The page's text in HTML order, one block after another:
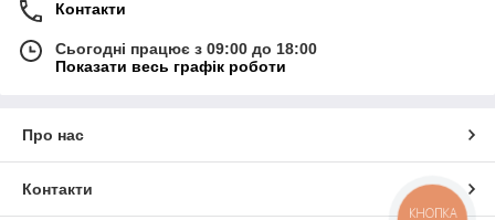
Контакти
Сьогодні працює з 09:00 до 18:00
Показати весь графік роботи
Про нас
Контакти
КНОПКА